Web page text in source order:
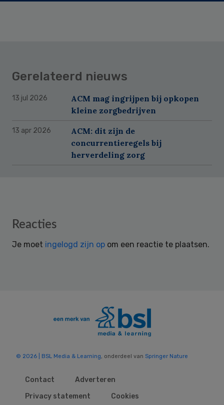
Gerelateerd nieuws
13 jul 2026
ACM mag ingrijpen bij opkopen
kleine zorgbedrijven
13 apr 2026
ACM: dit zijn de
concurrentieregels bij
herverdeling zorg
Reader
Reacties
Je moet ingelogd zijn op om een reactie te plaatsen.
© 2026 | BSL Media & Learning, onderdeel van Springer Nature
Contact
Adverteren
Privacy statement
Cookies